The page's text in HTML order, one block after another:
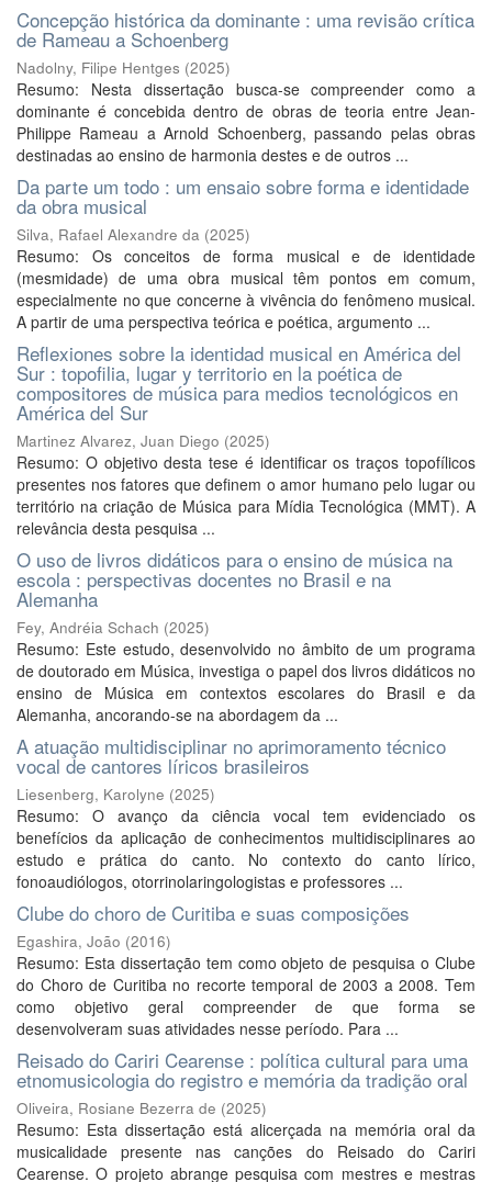
Concepção histórica da dominante : uma revisão crítica
de Rameau a Schoenberg
Nadolny, Filipe Hentges (2025)
Resumo: Nesta dissertação busca-se compreender como a
dominante é concebida dentro de obras de teoria entre Jean-
Philippe Rameau a Arnold Schoenberg, passando pelas obras
destinadas ao ensino de harmonia destes e de outros ...
Da parte um todo : um ensaio sobre forma e identidade
da obra musical
Silva, Rafael Alexandre da (2025)
Resumo: Os conceitos de forma musical e de identidade
(mesmidade) de uma obra musical têm pontos em comum,
especialmente no que concerne à vivência do fenômeno musical.
A partir de uma perspectiva teórica e poética, argumento ...
Reflexiones sobre la identidad musical en América del
Sur : topofilia, lugar y territorio en la poética de
compositores de música para medios tecnológicos en
América del Sur
Martinez Alvarez, Juan Diego (2025)
Resumo: O objetivo desta tese é identificar os traços topofílicos
presentes nos fatores que definem o amor humano pelo lugar ou
território na criação de Música para Mídia Tecnológica (MMT). A
relevância desta pesquisa ...
O uso de livros didáticos para o ensino de música na
escola : perspectivas docentes no Brasil e na
Alemanha
Fey, Andréia Schach (2025)
Resumo: Este estudo, desenvolvido no âmbito de um programa
de doutorado em Música, investiga o papel dos livros didáticos no
ensino de Música em contextos escolares do Brasil e da
Alemanha, ancorando-se na abordagem da ...
A atuação multidisciplinar no aprimoramento técnico
vocal de cantores líricos brasileiros
Liesenberg, Karolyne (2025)
Resumo: O avanço da ciência vocal tem evidenciado os
benefícios da aplicação de conhecimentos multidisciplinares ao
estudo e prática do canto. No contexto do canto lírico,
fonoaudiólogos, otorrinolaringologistas e professores ...
Clube do choro de Curitiba e suas composições
Egashira, João (2016)
Resumo: Esta dissertação tem como objeto de pesquisa o Clube
do Choro de Curitiba no recorte temporal de 2003 a 2008. Tem
como objetivo geral compreender de que forma se
desenvolveram suas atividades nesse período. Para ...
Reisado do Cariri Cearense : política cultural para uma
etnomusicologia do registro e memória da tradição oral
Oliveira, Rosiane Bezerra de (2025)
Resumo: Esta dissertação está alicerçada na memória oral da
musicalidade presente nas canções do Reisado do Cariri
Cearense. O projeto abrange pesquisa com mestres e mestras